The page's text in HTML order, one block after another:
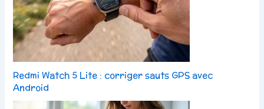
Redmi Watch 5 Lite : corriger sauts GPS avec
Android